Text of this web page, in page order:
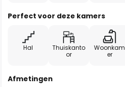
Perfect voor deze kamers
Hal
Thuiskanto
or
Woonkam
er
Afmetingen